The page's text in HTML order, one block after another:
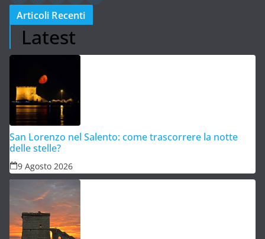
Articoli Recenti
Latest
San Lorenzo nel Salento: come trascorrere la notte
delle stelle?
9 Agosto 2026